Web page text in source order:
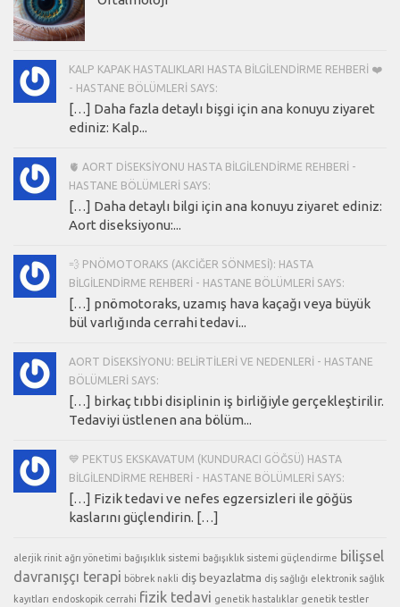
KALP KAPAK HASTALIKLARI HASTA BILGILENDIRME REHBERI ❤️
- HASTANE BÖLÜMLERI SAYS:
[…] Daha fazla detaylı bişgi için ana konuyu ziyaret
ediniz: Kalp...
🫀 AORT DISEKSIYONU HASTA BILGILENDIRME REHBERI -
HASTANE BÖLÜMLERI SAYS:
[…] Daha detaylı bilgi için ana konuyu ziyaret ediniz:
Aort diseksiyonu:...
💨 PNÖMOTORAKS (AKCIĞER SÖNMESI): HASTA
BILGILENDIRME REHBERI - HASTANE BÖLÜMLERI SAYS:
[…] pnömotoraks, uzamış hava kaçağı veya büyük
bül varlığında cerrahi tedavi...
AORT DISEKSIYONU: BELIRTILERI VE NEDENLERI - HASTANE
BÖLÜMLERI SAYS:
[…] birkaç tıbbi disiplinin iş birliğiyle gerçekleştirilir.
Tedaviyi üstlenen ana bölüm...
💙 PEKTUS EKSKAVATUM (KUNDURACI GÖĞSÜ) HASTA
BILGILENDIRME REHBERI - HASTANE BÖLÜMLERI SAYS:
[…] Fizik tedavi ve nefes egzersizleri ile göğüs
kaslarını güçlendirin. […]
alerjik rinit ağrı yönetimi bağışıklık sistemi bağışıklık sistemi güçlendirme bilişsel
davranışçı terapi böbrek nakli diş beyazlatma diş sağlığı elektronik sağlık
kayıtları endoskopik cerrahi fizik tedavi genetik hastalıklar genetik testler